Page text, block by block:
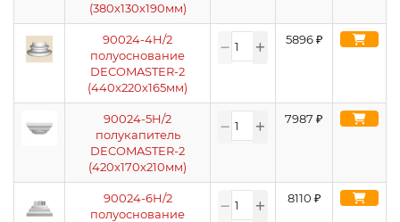
(380х130х190мм)
90024-4H/2
полуоснование
DECOMASTER-2
(440х220х165мм)
5896₽
90024-5H/2
полукапитель
DECOMASTER-2
(420х170х210мм)
7987 ₽
90024-6H/2
полуоснование
8110 ₽